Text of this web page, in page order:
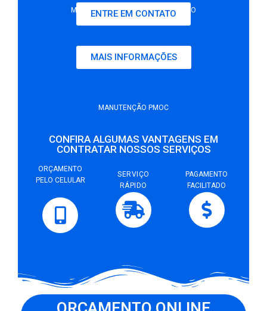
MANUTENÇÃO DE AR-CONDICIONADO
ENTRE EM CONTATO
LIMPEZA DE AR-CONDICIONADO
MAIS INFORMAÇÕES
MANUTENÇÃO PMOC
CONFIRA ALGUMAS VANTAGENS EM
CONTRATAR NOSSOS SERVIÇOS
ORÇAMENTO
PELO CELULAR
SERVIÇO
RÁPIDO
PAGAMENTO
FACILITADO